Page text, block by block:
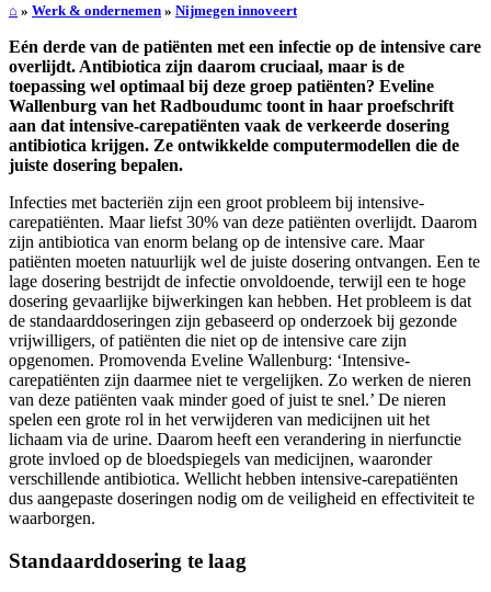
⌂ » Werk & ondernemen » Nijmegen innoveert
Eén derde van de patiënten met een infectie op de intensive care
overlijdt. Antibiotica zijn daarom cruciaal, maar is de
toepassing wel optimaal bij deze groep patiënten? Eveline
Wallenburg van het Radboudumc toont in haar proefschrift
aan dat intensive-carepatiënten vaak de verkeerde dosering
antibiotica krijgen. Ze ontwikkelde computermodellen die de
juiste dosering bepalen.
Infecties met bacteriën zijn een groot probleem bij intensive-
carepatiënten. Maar liefst 30% van deze patiënten overlijdt. Daarom
zijn antibiotica van enorm belang op de intensive care. Maar
patiënten moeten natuurlijk wel de juiste dosering ontvangen. Een te
lage dosering bestrijdt de infectie onvoldoende, terwijl een te hoge
dosering gevaarlijke bijwerkingen kan hebben. Het probleem is dat
de standaarddoseringen zijn gebaseerd op onderzoek bij gezonde
vrijwilligers, of patiënten die niet op de intensive care zijn
opgenomen. Promovenda Eveline Wallenburg: ‘Intensive-
carepatiënten zijn daarmee niet te vergelijken. Zo werken de nieren
van deze patiënten vaak minder goed of juist te snel.’ De nieren
spelen een grote rol in het verwijderen van medicijnen uit het
lichaam via de urine. Daarom heeft een verandering in nierfunctie
grote invloed op de bloedspiegels van medicijnen, waaronder
verschillende antibiotica. Wellicht hebben intensive-carepatiënten
dus aangepaste doseringen nodig om de veiligheid en effectiviteit te
waarborgen.
Standaarddosering te laag